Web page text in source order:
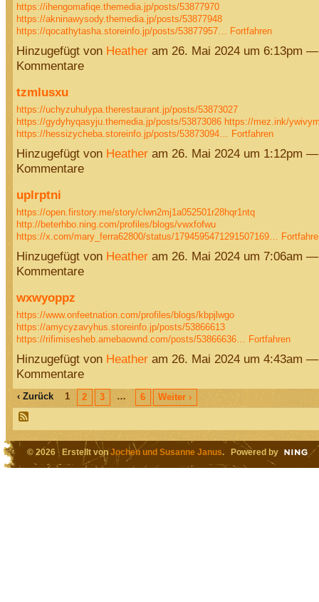
https://ihengomafiqe.themedia.jp/posts/53877970
https://akninawysody.themedia.jp/posts/53877948
https://qocathytasha.storeinfo.jp/posts/53877957…
Fortfahren
Hinzugefügt von Heatheram 26. Mai 2024 um 6:13pm
Kommentare
tzmlusxu
https://uchyzuhulypa.therestaurant.jp/posts/53873027
https://gydyhyqasyju.themedia.jp/posts/53873086 https://mez.ink/
https://hessizycheba.storeinfo.jp/posts/53873094…
Fortfahren
Hinzugefügt von Heatheram 26. Mai 2024 um 1:12pm
Kommentare
uplrptni
https://open.firstory.me/story/clwn2mj1a052501r28hqr1ntq
http://beterhbo.ning.com/profiles/blogs/vwxfofwu
https://x.com/mary_ferra62800/status/1794595471291507169…
Hinzugefügt von Heatheram 26. Mai 2024 um 7:06am
Kommentare
wxwyoppz
https://www.onfeetnation.com/profiles/blogs/kbpjlwgo
https://amycyzavyhus.storeinfo.jp/posts/53866613
https://rifimisesheb.amebaownd.com/posts/53866636…
Fortfahren
Hinzugefügt von Heatheram 26. Mai 2024 um 4:43am
Kommentare
‹ Zurück 1 2 3 … 6 Weiter ›
© 2026 Erstellt vonJochen und Susanne Janus. Powered by